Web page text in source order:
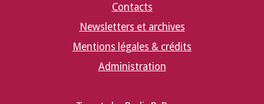
Contacts
Newsletters et archives
Mentions légales & crédits
Administration